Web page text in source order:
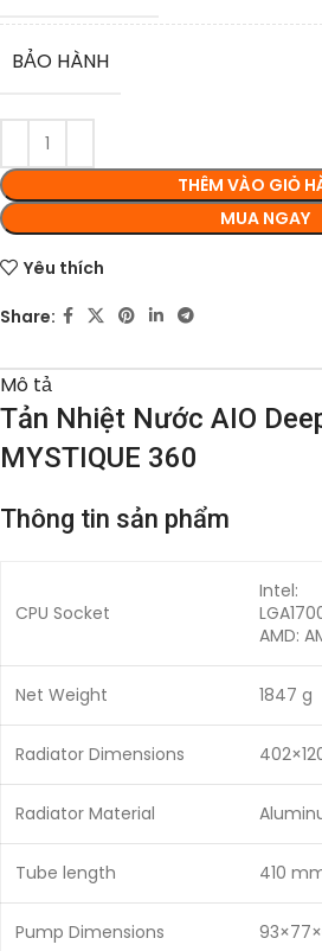
BẢO HÀNH
THÊM VÀO GIỎ
MUA NGAY
Yêu thích
Share:
Mô tả
Tản Nhiệt Nước AIO
MYSTIQUE 360
Thông tin sản phẩm
CPU Socket
Intel:
AMD:
Net Weight 1847 g
Radiator Dimensions
Radiator Material
Tube length 410
Pump Dimensions